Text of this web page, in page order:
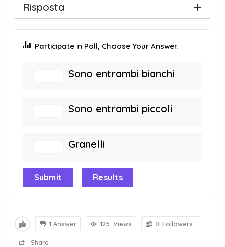
Risposta
Participate in Poll, Choose Your Answer.
Sono entrambi bianchi
Sono entrambi piccoli
Granelli
Submit Results
1 Answer 125 Views 0 Followers
Share